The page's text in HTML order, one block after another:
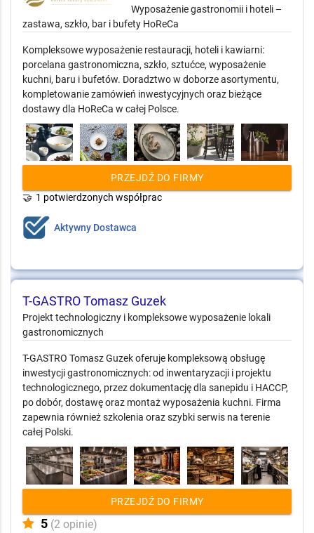
Wyposażenie gastronomii i hoteli –
zastawa, szkło, bar i bufety HoReCa
Kompleksowe wyposażenie restauracji, hoteli i kawiarni:
porcelana gastronomiczna, szkło, sztućce, wyposażenie
kuchni, baru i bufetów. Doradztwo w doborze asortymentu,
kompletowanie zamówień inwestycyjnych oraz bieżące
dostawy dla HoReCa w całej Polsce.
PRZEJDŹ DO FIRMY
🤝 1 potwierdzonych współprac
Aktywny Dostawca
T-GASTRO Tomasz Guzek
Projekt technologiczny i kompleksowe wyposażenie lokali
gastronomicznych
T-GASTRO Tomasz Guzek oferuje kompleksową obsługę
inwestycji gastronomicznych: od inwentaryzacji i projektu
technologicznego, przez dokumentację dla sanepidu i HACCP,
po dobór, dostawę oraz montaż wyposażenia kuchni. Firma
zapewnia również szkolenia oraz szybki serwis na terenie
całej Polski.
PRZEJDŹ DO FIRMY
5 (2 opinie)